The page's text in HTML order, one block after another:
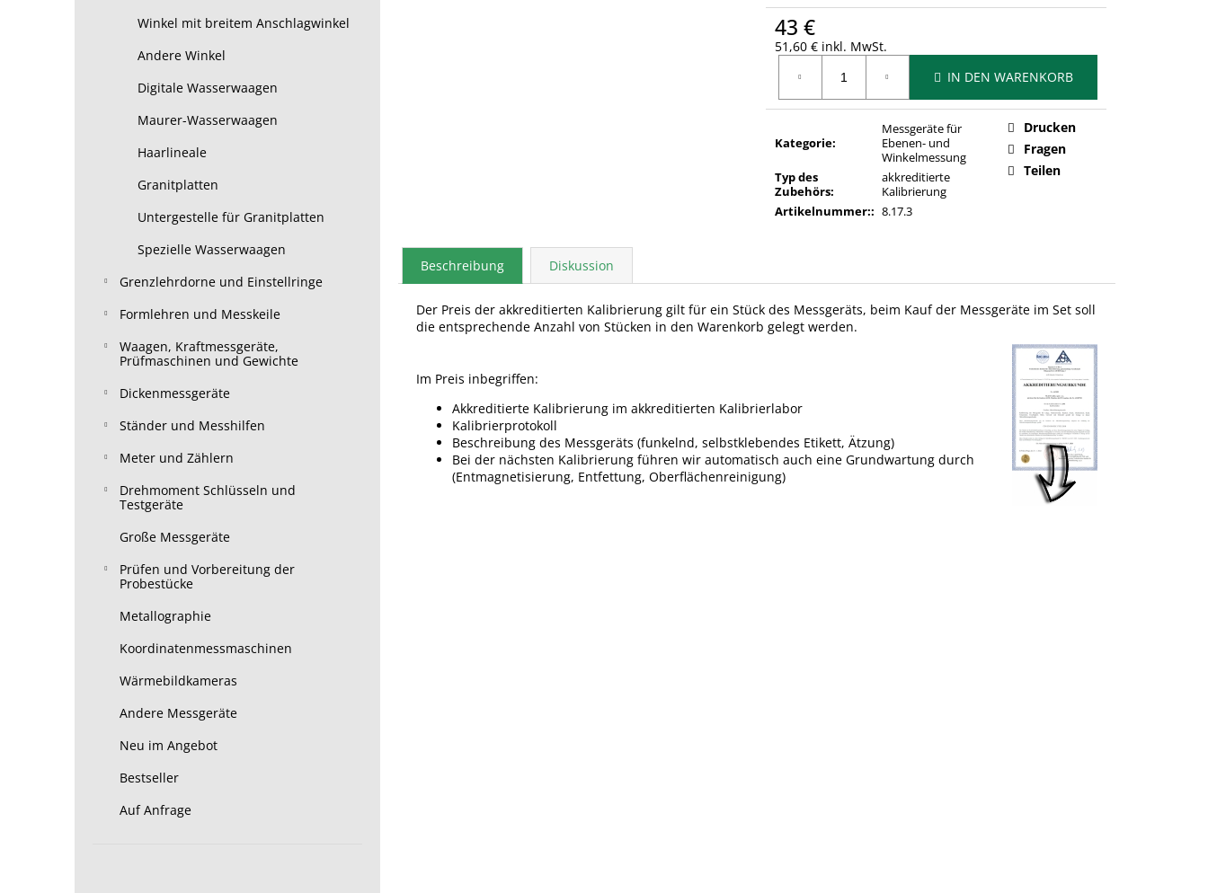
Winkel mit breitem Anschlagwinkel
Andere Winkel
Digitale Wasserwaagen
Maurer-Wasserwaagen
Haarlineale
Granitplatten
Untergestelle für Granitplatten
Spezielle Wasserwaagen
Grenzlehrdorne und Einstellringe
Formlehren und Messkeile
Waagen, Kraftmessgeräte,
Prüfmaschinen und Gewichte
Dickenmessgeräte
Ständer und Messhilfen
Meter und Zählern
Drehmoment Schlüsseln und
Testgeräte
Große Messgeräte
Prüfen und Vorbereitung der
Probestücke
Metallographie
Koordinatenmessmaschinen
Wärmebildkameras
Andere Messgeräte
Neu im Angebot
Bestseller
Auf Anfrage
43 €
51,60 € inkl. MwSt.
IN DEN WARENKORB
Kategorie:
Messgeräte für
Ebenen- und
Winkelmessung
Typ des
Zubehörs:
akkreditierte
Kalibrierung
Artikelnummer:: 8.17.3
Drucken
Fragen
Teilen
Beschreibung Diskussion
Der Preis der akkreditierten Kalibrierung gilt für ein Stück des Messgeräts, beim Kauf der Messgeräte im Set soll
die entsprechende Anzahl von Stücken in den Warenkorb gelegt werden.
Im Preis inbegriffen:
Akkreditierte Kalibrierung im akkreditierten Kalibrierlabor
Kalibrierprotokoll
Beschreibung des Messgeräts (funkelnd, selbstklebendes Etikett, Ätzung)
Bei der nächsten Kalibrierung führen wir automatisch auch eine Grundwartung durch
(Entmagnetisierung, Entfettung, Oberflächenreinigung)